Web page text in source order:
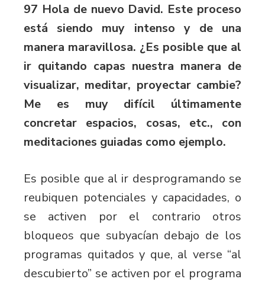
97 Hola de nuevo David. Este proceso
está siendo muy intenso y de una
manera maravillosa. ¿Es posible que al
ir quitando capas nuestra manera de
visualizar, meditar, proyectar cambie?
Me es muy difícil últimamente
concretar espacios, cosas, etc., con
meditaciones guiadas como ejemplo.
Es posible que al ir desprogramando se
reubiquen potenciales y capacidades, o
se activen por el contrario otros
bloqueos que subyacían debajo de los
programas quitados y que, al verse “al
descubierto” se activen por el programa